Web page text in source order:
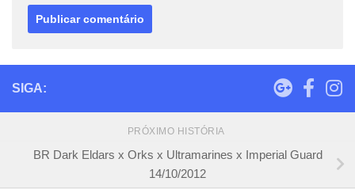
SIGA:
PRÓXIMO HISTÓRIA
BR Dark Eldars x Orks x Ultramarines x Imperial Guard
14/10/2012